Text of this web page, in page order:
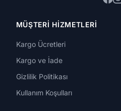
MÜŞTERI HIZMETLERI
Kargo Ücretleri
Kargo ve İade
Gizlilik Politikası
Kullanım Koşulları